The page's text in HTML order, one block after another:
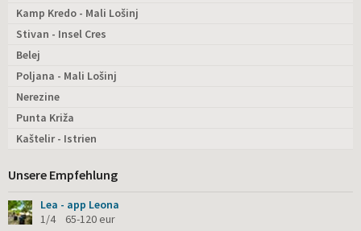
Kamp Kredo - Mali Lošinj
Stivan - Insel Cres
Belej
Poljana - Mali Lošinj
Nerezine
Punta Križa
Kaštelir - Istrien
Unsere Empfehlung
Lea - app Leona
1/4 65-120 eur